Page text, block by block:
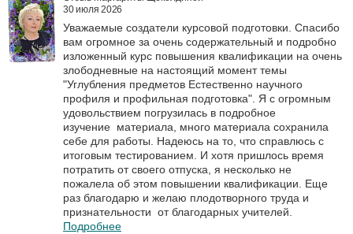
30 июля 2026
Уважаемые создатели курсовой подготовки. Спасибо
вам огромное за очень содержательный и подробно
изложенный курс повышения квалификации на очень
злободневные на настоящий момент темы
"Углубления предметов Естественно научного
профиля и профильная подготовка". Я с огромным
удовольствием погрузилась в подробное
изучение материала, много материала сохранила
себе для работы. Надеюсь на то, что справлюсь с
итоговым тестированием. И хотя пришлось время
потратить от своего отпуска, я несколько не
пожалела об этом повышении квалификации. Еще
раз благодарю и желаю плодотворного труда и
признательности от благодарных учителей.
Подробнее